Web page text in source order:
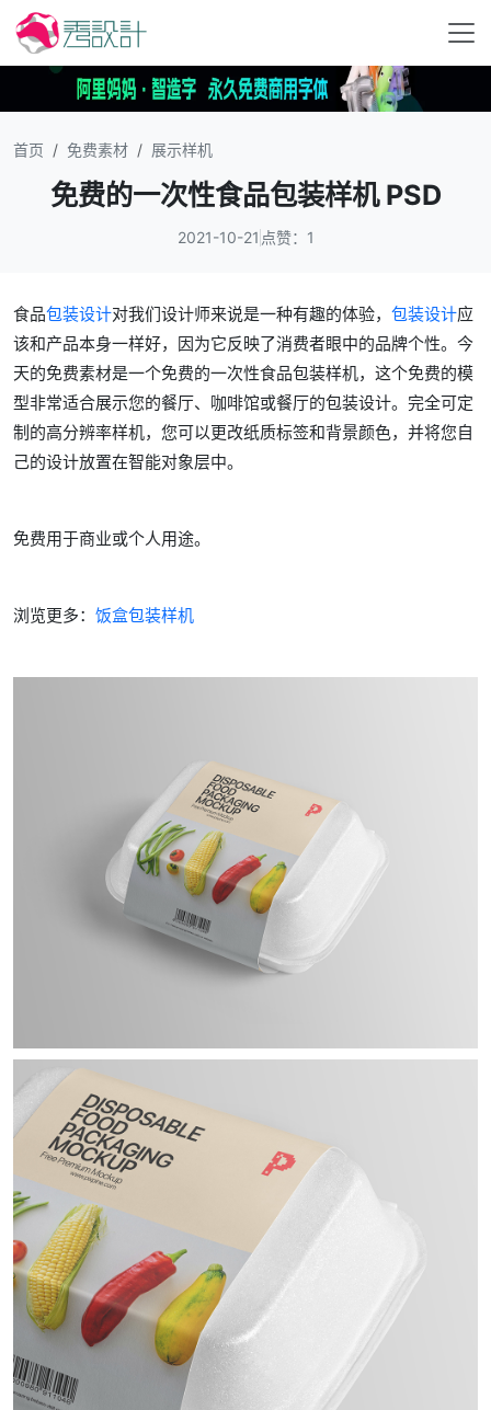
首页 免费素材 展示样机
免费的一次性食品包装样机 PSD
2021-10-21 点赞：1
食品包装设计对我们设计师来说是一种有趣的体验， 包装设计应
该和产品本身一样好，因为它反映了消费者眼中的品牌个性。今
天的免费素材是一个免费的一次性食品包装样机，这个免费的模
型非常适合展示您的餐厅、咖啡馆或餐厅的包装设计。完全可定
制的高分辨率样机，您可以更改纸质标签和背景颜色，并将您自
己的设计放置在智能对象层中。
免费用于商业或个人用途。
浏览更多： 饭盒包装样机